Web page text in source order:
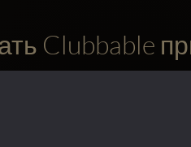
Clubbable